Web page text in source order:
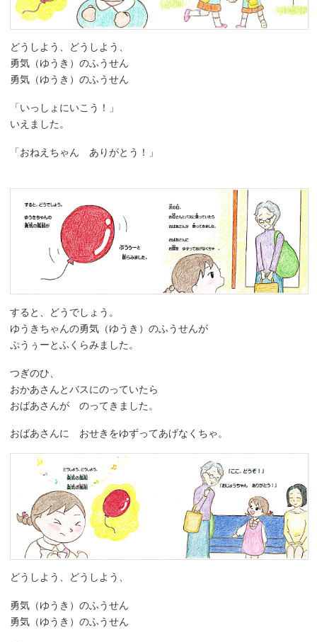
どうしよう、どうしよう、
勇気（ゆうき）のふうせん
勇気（ゆうき）のふうせん
「いっしょにいこう！」
いえました。
「おねえちゃん ありがとう！」
すると、どうでしょう。
ゆうきちゃんの勇気（ゆうき）のふうせんが
ぷうぅーとふくらみました。
つぎのひ、
おかあさんとバスにのっていたら
おばあさんが のってきました。
おばあさんに おせきをゆずってあげなくちゃ。
どうしよう、どうしよう、
勇気（ゆうき）のふうせん
勇気（ゆうき）のふうせん